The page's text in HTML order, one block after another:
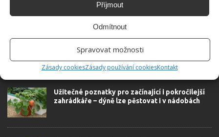
Příjmout
Odmítnout
Spravovat možnosti
Zásady cookiesZásady používání cookiesKontakt
SOUVISEJÍCÍ ČLÁNKY
Užitečné poznatky pro začínající i pokročilejší
zahrádkáře – dýně lze pěstovat i v nádobách